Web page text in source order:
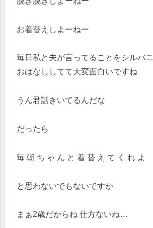
お着替えしよーねー
毎日私と夫が言ってることをシルバ
おはなししてて大変面白いですね
うん君話きいてるんだな
だったら
毎 朝 ち ゃ ん と 着 替 え て く れ よ
と思わないでもないですが
まぁ2歳だからね 仕方ないね…